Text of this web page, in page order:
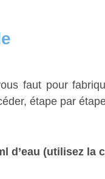
faut pour
étape par
d’eau (utilisez la